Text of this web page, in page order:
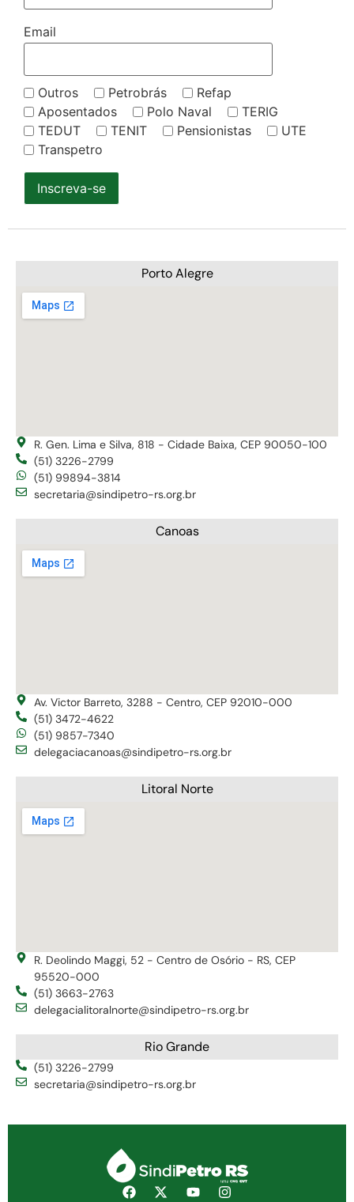
Email
Outros Petrobrás
Refap
Aposentados
Polo Naval
TERIG
TEDUT
TENIT Pensionistas
UTE
Transpetro
Inscreva-se
Porto Alegre
R. Gen. Lima e Silva, 818 - Cidade Baixa, CEP 90050-100
(51) 3226-2799
(51) 99894-3814
secretaria@sindipetro-rs.org.br
Canoas
Av. Victor Barreto, 3288 - Centro, CEP 92010-000
(51) 3472-4622
(51) 9857-7340
delegaciacanoas@sindipetro-rs.org.br
Litoral Norte
R. Deolindo Maggi, 52 - Centro de Osório - RS, CEP
95520-000
(51) 3663-2763
delegacialitoralnorte@sindipetro-rs.org.br
Rio Grande
(51) 3226-2799
secretaria@sindipetro-rs.org.br